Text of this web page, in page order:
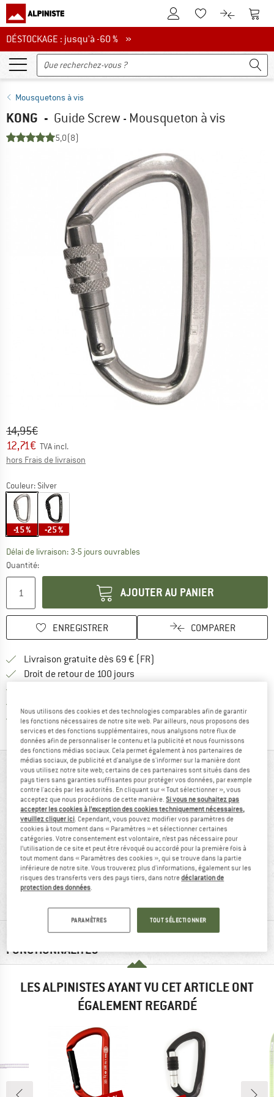
Vers le compte client
Vers la liste
Vers le
DÉSTOCKAGE : jusqu'à -60 %
DÉSTOCKAGE : jusqu'à -60 % »
Mousquetons à vis
KONG - Guide Screw - Mousqueton à vis
5,0(8)
Prix initial :
14,95€
Prix:
12,71€ TVA incl.
hors Frais de livraison
Couleur: Silver
-15 % -25 %
Délai de livraison: 3-5 jours ouvrablesLe lien s'ouvre dans une boîte
Quantité:
AJOUTER AU PANIER
ENREGISTRER COMPARER
Livraison gratuite dès 69 € (FR)
Droit de retour de 100 jours
Protection des acheteurs de Trusted ShopsTrouve toutes les
VUE D'ENSEMBLE
recommandé à
100 %
70 g
RENSEIGNEMENTS MATÉRIEL ET
FONCTIONNALITÉS
LES ALPINISTES AYANT VU CET ARTICLE ONT
ÉGALEMENT REGARDÉ
Nous utilisons des cookies et des technologies comparables afin de garantir
les fonctions nécessaires de notre site web. Par ailleurs, nous proposons des
services et des fonctions supplémentaires, nous analysons notre flux de
données afin de personnaliser le contenu et la publicité et nous fournissons
des fonctions médias sociaux. Cela permet également à nos partenaires de
médias sociaux, de publicité et d'analyse de s'informer sur la manière dont
vous utilisez notre site web; certains de ces partenaires sont situés dans des
pays tiers sans garanties suffisantes pour protéger vos données, par exemple
contre l'accès par les autorités. En cliquant sur « Tout sélectionner », vous
acceptez que nous procédions de cette manière.Si vous ne souhaitez pas
accepter les cookies à l’exception des cookies techniquement nécessaires,
veuillez cliquer ici. Cependant, vous pouvez modifier vos paramètres de
cookies à tout moment dans « Paramètres » et sélectionner certaines
catégories. Votre consentement est volontaire, n’est pas nécessaire pour
l’utilisation de ce site et peut être révoqué ou accordé pour la première fois à
tout moment dans « Paramètres des cookies », qui se trouve dans la partie
inférieure de notre site. Vous trouverez plus d'informations, également sur les
risques des transferts vers des pays tiers, dans notredéclaration de
protection des données.
PARAMÈTRES TOUT SÉLECTIONNER